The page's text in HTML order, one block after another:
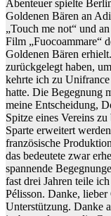
Abenteuer spielte
Goldenen Bären an
„Touch me not“ und
Film „Fuocoammare“
Goldenen Bären
zurückgelegt haben,
kehrte ich zu
hatte. Die Begegnung
meine Entscheidung,
Spitze eines Vereins
Sparte erweitert
französische
das bedeutete zwar
spannende
fast drei Jahren teile
Pélisson. Danke,
Unterstützung. Danke